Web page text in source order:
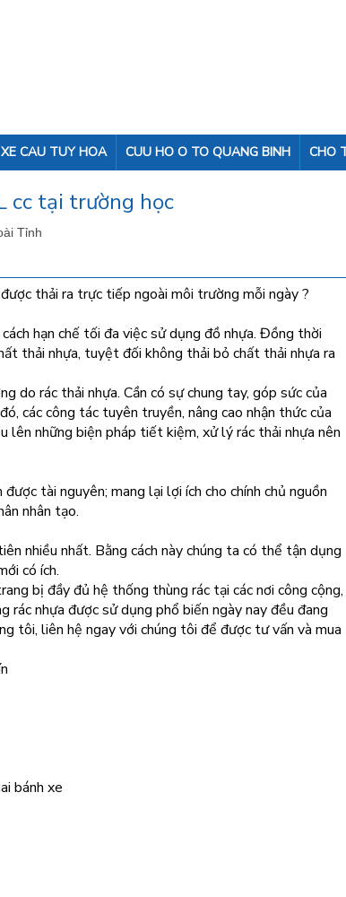
CAU TUY HOA CUU HO O TO QUANG BINH CHO
cc tại trường học
Tỉnh
thải ra trực tiếp ngoài môi trường mỗi ngày ?
hạn chế tối đa việc sử dụng đồ nhựa. Đồng thời
thải nhựa, tuyệt đối không thải bỏ chất thải nhựa ra
do rác thải nhựa. Cần có sự chung tay, góp sức của
các công tác tuyên truyền, nâng cao nhận thức của
lên những biện pháp tiết kiệm, xử lý rác thải nhựa nên
tài nguyên; mang lại lợi ích cho chính chủ nguồn
nhân tạo.
nhiều nhất. Bằng cách này chúng ta có thể tận dụng
có ích.
bị đầy đủ hệ thống thùng rác tại các nơi công cộng,
rác nhựa được sử dụng phổ biến ngày nay đều đang
tôi, liên hệ ngay với chúng tôi để được tư vấn và mua
bánh xe